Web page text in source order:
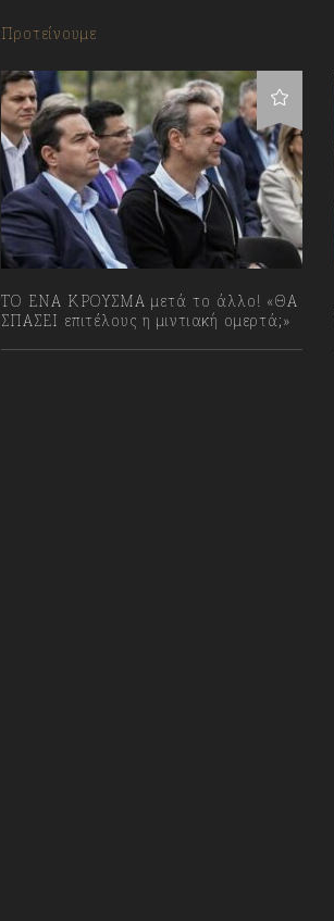
Προτείνουμε
ΤΟ ΕΝΑ ΚΡΟΥΣΜΑ μετά το άλλο! «ΘΑ
ΣΠΑΣΕΙ επιτέλους η μιντιακή ομερτά;»